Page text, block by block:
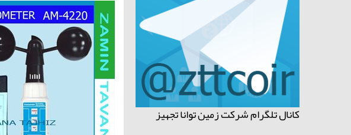
کانال تلگرام شرکت زمین توانا تجهیز